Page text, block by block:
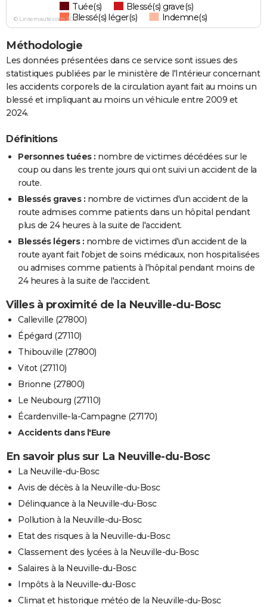
Tuée(s)
Blessé(s) grave(s)
Blessé(s) léger(s)
Indemne(s)
© Linternaute.com 2026
Méthodologie
Les données présentées dans ce service sont issues des
statistiques publiées par le ministère de l'Intérieur concernant
les accidents corporels de la circulation ayant fait au moins un
blessé et impliquant au moins un véhicule entre 2009 et
2024.
Définitions
Personnes tuées : nombre de victimes décédées sur le
coup ou dans les trente jours qui ont suivi un accident de la
route.
Blessés graves : nombre de victimes d'un accident de la
route admises comme patients dans un hôpital pendant
plus de 24 heures à la suite de l'accident.
Blessés légers : nombre de victimes d'un accident de la
route ayant fait l'objet de soins médicaux, non hospitalisées
ou admises comme patients à l'hôpital pendant moins de
24 heures à la suite de l'accident.
Villes à proximité de la Neuville-du-Bosc
Calleville (27800)
Épégard (27110)
Thibouville (27800)
Vitot (27110)
Brionne (27800)
Le Neubourg (27110)
Écardenville-la-Campagne (27170)
Accidents dans l'Eure
En savoir plus sur La Neuville-du-Bosc
La Neuville-du-Bosc
Avis de décès à la Neuville-du-Bosc
Délinquance à la Neuville-du-Bosc
Pollution à la Neuville-du-Bosc
Etat des risques à la Neuville-du-Bosc
Classement des lycées à la Neuville-du-Bosc
Salaires à la Neuville-du-Bosc
Impôts à la Neuville-du-Bosc
Climat et historique météo de la Neuville-du-Bosc